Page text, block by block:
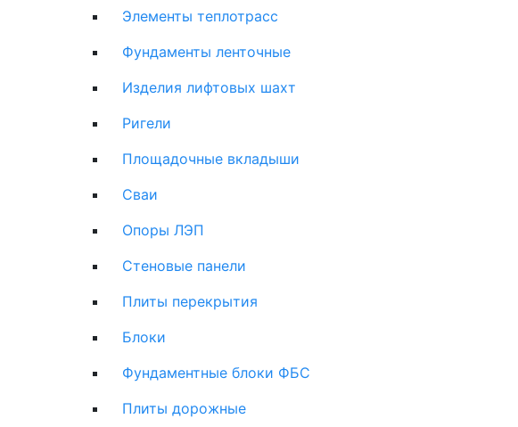
Элементы теплотрасс
Фундаменты ленточные
Изделия лифтовых шахт
Ригели
Площадочные вкладыши
Сваи
Опоры ЛЭП
Стеновые панели
Плиты перекрытия
Блоки
Фундаментные блоки ФБС
Плиты дорожные